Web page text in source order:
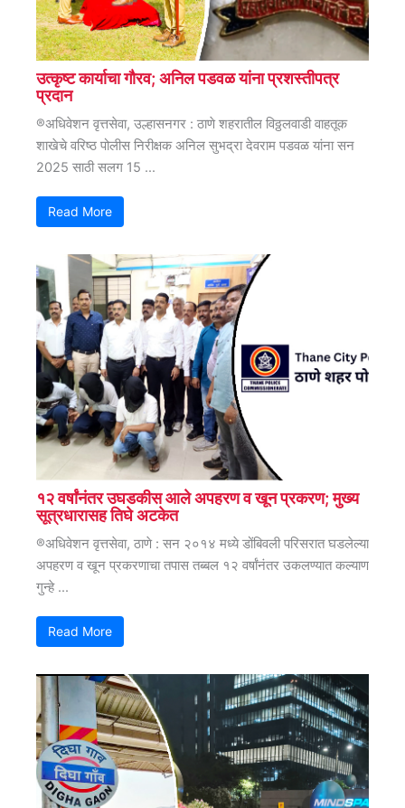
उत्कृष्ट कार्याचा गौरव; अनिल पडवळ यांना प्रशस्तीपत्र
प्रदान
®अधिवेशन वृत्तसेवा, उल्हासनगर : ठाणे शहरातील विठ्ठलवाडी वाहतूक
शाखेचे वरिष्ठ पोलीस निरीक्षक अनिल सुभद्रा देवराम पडवळ यांना सन
2025 साठी सलग 15 ...
Read More
१२ वर्षांनंतर उघडकीस आले अपहरण व खून प्रकरण; मुख्य
सूत्रधारासह तिघे अटकेत
®अधिवेशन वृत्तसेवा, ठाणे : सन २०१४ मध्ये डोंबिवली परिसरात घडलेल्या
अपहरण व खून प्रकरणाचा तपास तब्बल १२ वर्षांनंतर उकलण्यात कल्याण
गुन्हे ...
Read More